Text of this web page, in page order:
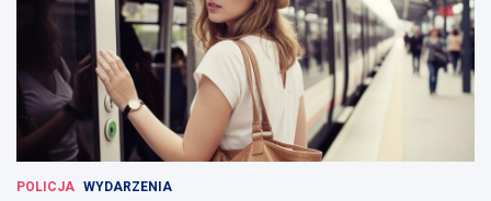
POLICJA WYDARZENIA